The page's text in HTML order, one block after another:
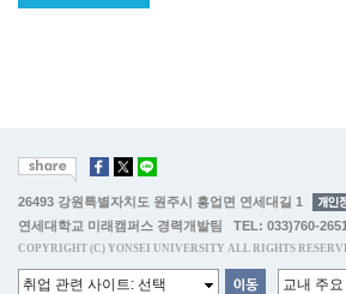
26493 강원특별자치도 원주시 흥업면 연세대길 1
연세대학교 미래캠퍼스 경력개발팀 TEL: 033)760-
COPYRIGHT (C) YONSEI UNIVERSITY ALL RIGHTS